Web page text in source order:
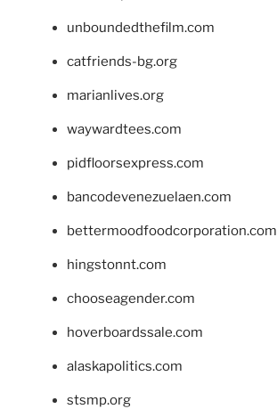
unboundedthefilm.com
catfriends-bg.org
marianlives.org
waywardtees.com
pidfloorsexpress.com
bancodevenezuelaen.com
bettermoodfoodcorporation.com
hingstonnt.com
chooseagender.com
hoverboardssale.com
alaskapolitics.com
stsmp.org